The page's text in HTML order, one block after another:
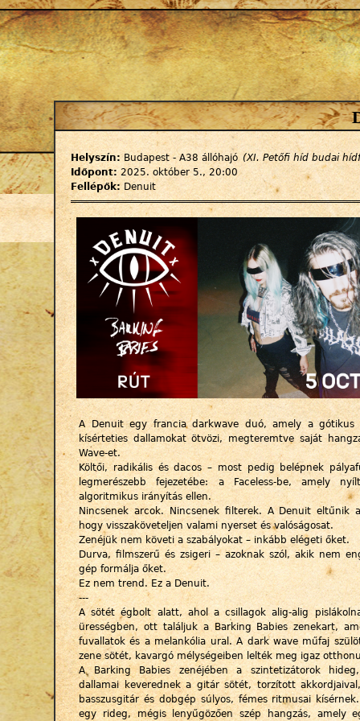
Jump to navigation
Helyszín: Budapest - A38 állóhajó (XI. Petőfi híd budai
Időpont: 2025. október 5., 20:00
Fellépők: Denuit
A Denuit egy francia darkwave duó, amely a
kísérteties dallamokat ötvözi, megteremtve saját
Wave-et.
Költői, radikális és dacos – most pedig belépnek
legmerészebb fejezetébe: a Faceless-be, amely
algoritmikus irányítás ellen.
Nincsenek arcok. Nincsenek filterek. A Denuit eltűnik
hogy visszaköveteljen valami nyerset és valóságosat.
Zenéjük nem követi a szabályokat – inkább elégeti őket.
Durva, filmszerű és zsigeri – azoknak szól, akik nem
gép formálja őket.
Ez nem trend. Ez a Denuit.
---
A sötét égbolt alatt, ahol a csillagok alig-alig
ürességben, ott találjuk a Barking Babies zenekart,
fuvallatok és a melankólia ural. A dark wave műfaj
zene sötét, kavargó mélységeiben lelték meg igaz
A Barking Babies zenéjében a szintetizátorok
dallamai keverednek a gitár sötét, torzított
basszusgitár és dobgép súlyos, fémes ritmusai
egy rideg, mégis lenyűgözően szép hangzás, amely